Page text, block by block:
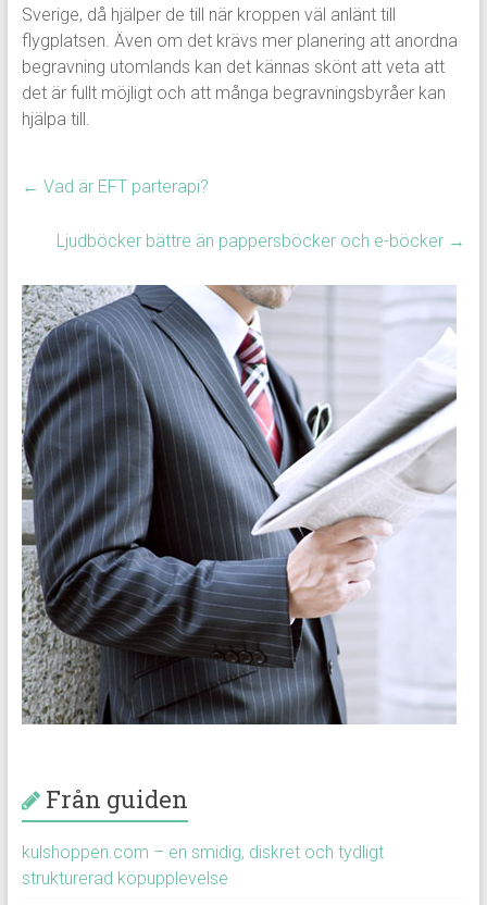
Sverige, då hjälper de till när kroppen väl anlänt till
flygplatsen. Även om det krävs mer planering att anordna
begravning utomlands kan det kännas skönt att veta att
det är fullt möjligt och att många begravningsbyråer kan
hjälpa till.
← Vad är EFT parterapi?
Ljudböcker bättre än pappersböcker och e-böcker →
Från guiden
kulshoppen.com – en smidig, diskret och tydligt
strukturerad köpupplevelse